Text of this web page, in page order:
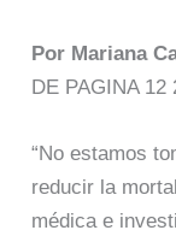
Por Mariana
DE PAGINA 12
“No estamos
reducir la
médica e